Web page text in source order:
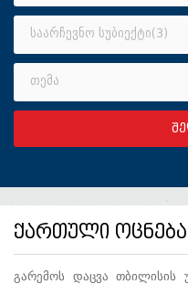
GEO
საარჩევნო სუბიექტი(3)
თემა
ქართული ოცნება
გარემოს დაცვა თბილისის